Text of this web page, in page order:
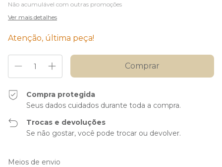
Não acumulável com outras promoções
Ver mais detalhes
Atenção, última peça!
Compra protegida
Seus dados cuidados durante toda a compra.
Trocas e devoluções
Se não gostar, você pode trocar ou devolver.
Entregas para o CEP:
Meios de envio